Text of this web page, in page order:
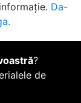
Da-
?
de